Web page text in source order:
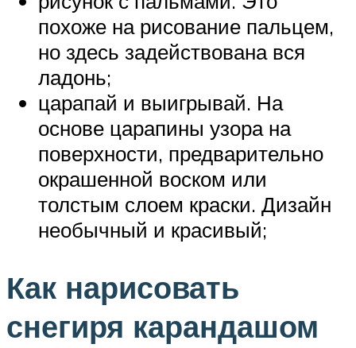
похоже на рисование пальцем,
но здесь задействована вся
ладонь;
царапай и выигрывай. На
основе царапины узора на
поверхности, предварительно
окрашенной воском или
толстым слоем краски. Дизайн
необычный и красивый;
Как нарисовать
снегиря карандашом